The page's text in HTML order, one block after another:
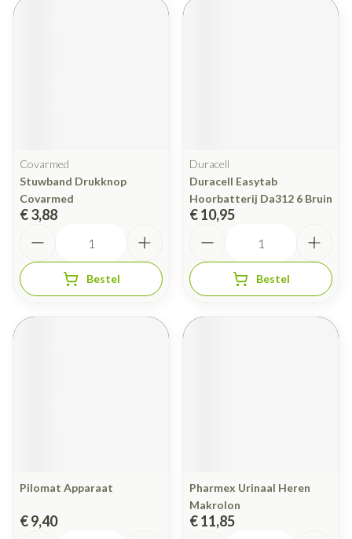
Covarmed
Stuwband Drukknop
Covarmed
€ 3,88
Bestel
Duracell
Duracell Easytab
Hoorbatterij Da312 6 Bruin
€ 10,95
Bestel
Pilomat Apparaat
€ 9,40
Pharmex Urinaal Heren
Makrolon
€ 11,85